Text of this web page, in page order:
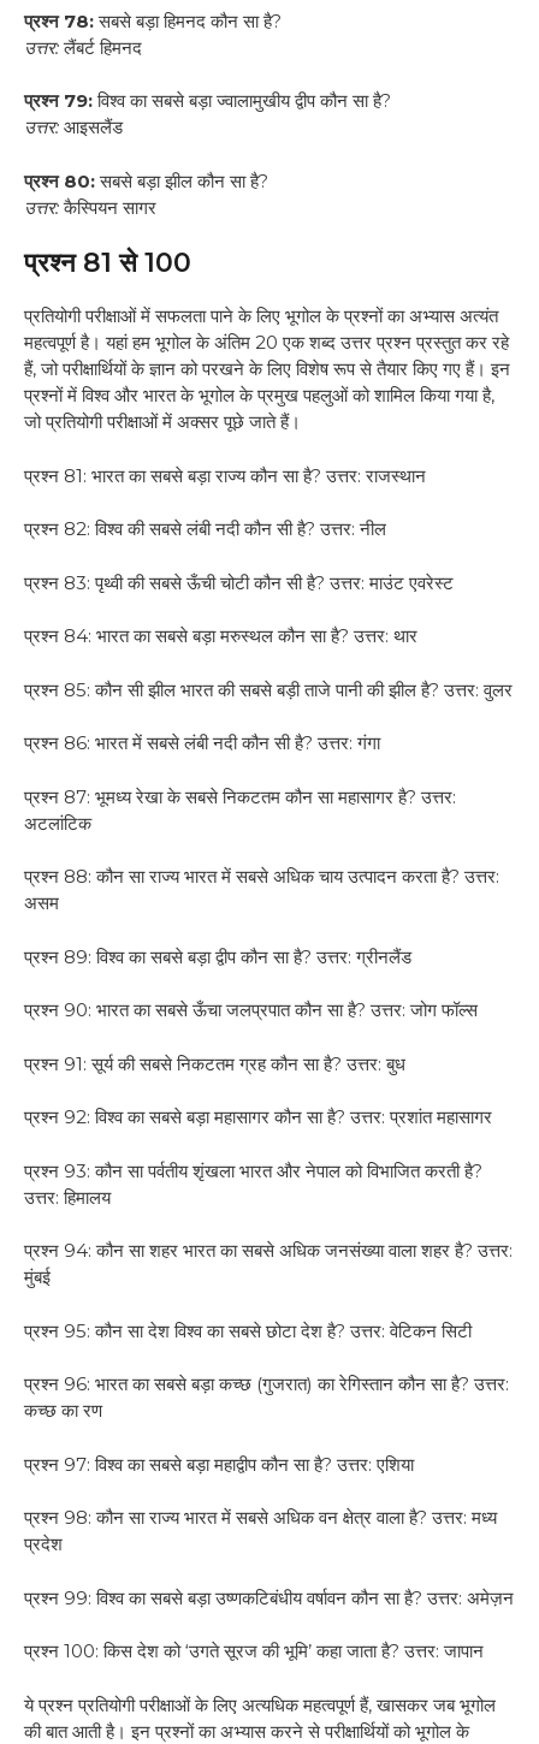
प्रश्न 78:सबसे बड़ा हिमनद कौन सा है?
उत्तर:लैंबर्ट हिमनद
प्रश्न 79:विश्व का सबसे बड़ा ज्वालामुखीय द्वीप कौन सा है?
उत्तर: आइसलैंड
प्रश्न 80:सबसे बड़ा झील कौन सा है?
उत्तर:कैस्पियन सागर
प्रश्न 81 से 100
प्रतियोगी परीक्षाओं में सफलता पाने के लिए भूगोल के प्रश्नों का अभ्यास अत्यंत
महत्वपूर्ण है। यहां हम भूगोल के अंतिम 20 एक शब्द उत्तर प्रश्न प्रस्तुत कर रहे
हैं, जो परीक्षार्थियों के ज्ञान को परखने के लिए विशेष रूप से तैयार किए गए हैं। इन
प्रश्नों में विश्व और भारत के भूगोल के प्रमुख पहलुओं को शामिल किया गया है,
जो प्रतियोगी परीक्षाओं में अक्सर पूछे जाते हैं।
प्रश्न 81: भारत का सबसे बड़ा राज्य कौन सा है? उत्तर: राजस्थान
प्रश्न 82: विश्व की सबसे लंबी नदी कौन सी है? उत्तर: नील
प्रश्न 83: पृथ्वी की सबसे ऊँची चोटी कौन सी है? उत्तर: माउंट एवरेस्ट
प्रश्न 84: भारत का सबसे बड़ा मरुस्थल कौन सा है? उत्तर: थार
प्रश्न 85: कौन सी झील भारत की सबसे बड़ी ताजे पानी की झील है? उत्तर: वुलर
प्रश्न 86: भारत में सबसे लंबी नदी कौन सी है? उत्तर: गंगा
प्रश्न 87: भूमध्य रेखा के सबसे निकटतम कौन सा महासागर है? उत्तर:
अटलांटिक
प्रश्न 88: कौन सा राज्य भारत में सबसे अधिक चाय उत्पादन करता है? उत्तर:
असम
प्रश्न 89: विश्व का सबसे बड़ा द्वीप कौन सा है? उत्तर: ग्रीनलैंड
प्रश्न 90: भारत का सबसे ऊँचा जलप्रपात कौन सा है? उत्तर: जोग फॉल्स
प्रश्न 91: सूर्य की सबसे निकटतम ग्रह कौन सा है? उत्तर: बुध
प्रश्न 92: विश्व का सबसे बड़ा महासागर कौन सा है? उत्तर: प्रशांत महासागर
प्रश्न 93: कौन सा पर्वतीय शृंखला भारत और नेपाल को विभाजित करती है?
उत्तर: हिमालय
प्रश्न 94: कौन सा शहर भारत का सबसे अधिक जनसंख्या वाला शहर है? उत्तर:
मुंबई
प्रश्न 95: कौन सा देश विश्व का सबसे छोटा देश है? उत्तर: वेटिकन सिटी
प्रश्न 96: भारत का सबसे बड़ा कच्छ (गुजरात) का रेगिस्तान कौन सा है? उत्तर:
कच्छ का रण
प्रश्न 97: विश्व का सबसे बड़ा महाद्वीप कौन सा है? उत्तर: एशिया
प्रश्न 98: कौन सा राज्य भारत में सबसे अधिक वन क्षेत्र वाला है? उत्तर: मध्य
प्रदेश
प्रश्न 99: विश्व का सबसे बड़ा उष्णकटिबंधीय वर्षावन कौन सा है? उत्तर: अमेज़न
प्रश्न 100: किस देश को ‘उगते सूरज की भूमि’ कहा जाता है? उत्तर: जापान
ये प्रश्न प्रतियोगी परीक्षाओं के लिए अत्यधिक महत्वपूर्ण हैं, खासकर जब भूगोल
की बात आती है। इन प्रश्नों का अभ्यास करने से परीक्षार्थियों को भूगोल के